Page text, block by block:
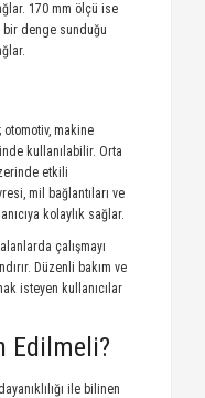
170 mm ölçü ise
bir denge sunduğu
otomotiv, makine
kullanılabilir. Orta
etkili
mil bağlantıları ve
kolaylık sağlar.
çalışmayı
Düzenli bakım ve
isteyen kullanıcılar
Edilmeli?
ile bilinen